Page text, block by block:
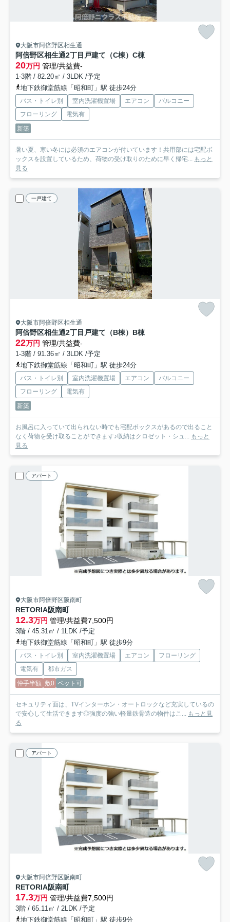
大阪市阿倍野区相生通
阿倍野区相生通2丁目戸建て（C棟） C棟
20万円 管理/共益費-
1-3階 / 82.20㎡ / 3LDK /予定
地下鉄御堂筋線「昭和町」駅 徒歩24分
バス・トイレ別 室内洗濯機置場 エアコン
バルコニー
フローリング
電気有
新築
暑い夏、寒い冬には必須のエアコンが付いています！共用部には宅配ボ
ックスを設置しているため、荷物の受け取りのために早く帰宅... もっと
見る
一戸建て
大阪市阿倍野区相生通
阿倍野区相生通2丁目戸建て（B棟） B棟
22万円 管理/共益費-
1-3階 / 91.36㎡ / 3LDK /予定
地下鉄御堂筋線「昭和町」駅 徒歩24分
バス・トイレ別 室内洗濯機置場 エアコン
バルコニー
フローリング
電気有
新築
お風呂に入っていて出られない時でも宅配ボックスがあるので出ること
なく荷物を受け取ることができます♪収納はクロゼット・シュ... もっと
見る
アパート
大阪市阿倍野区阪南町
RETORIA阪南町
12.3万円 管理/共益費7,500円
3階 / 45.31㎡ / 1LDK /予定
地下鉄御堂筋線「昭和町」駅 徒歩9分
バス・トイレ別 室内洗濯機置場 エアコン
フローリング
電気有
都市ガス
仲手半額 敷0 ペット可
セキュリティ面は、TVインターホン・オートロックなど充実しているの
で安心して生活できます◎強度の強い軽量鉄骨造の物件はこ... もっと見
る
アパート
大阪市阿倍野区阪南町
RETORIA阪南町
17.3万円 管理/共益費7,500円
3階 / 65.11㎡ / 2LDK /予定
地下鉄御堂筋線「昭和町」駅 徒歩9分